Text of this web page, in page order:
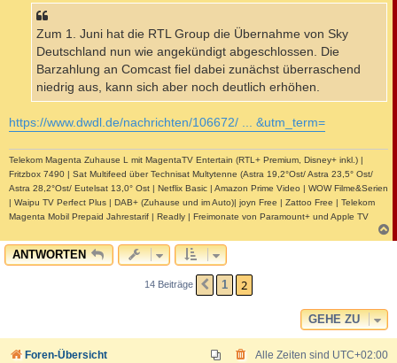
Zum 1. Juni hat die RTL Group die Übernahme von Sky
Deutschland nun wie angekündigt abgeschlossen. Die
Barzahlung an Comcast fiel dabei zunächst überraschend
niedrig aus, kann sich aber noch deutlich erhöhen.
https://www.dwdl.de/nachrichten/106672/ ... &utm_term=
Telekom Magenta Zuhause L mit MagentaTV Entertain (RTL+ Premium, Disney+ inkl.) |
Fritzbox 7490 | Sat Multifeed über Technisat Multytenne (Astra 19,2°Ost/ Astra 23,5° Ost/
Astra 28,2°Ost/ Eutelsat 13,0° Ost | Netflix Basic | Amazon Prime Video | WOW Filme&Serien
| Waipu TV Perfect Plus | DAB+ (Zuhause und im Auto)| joyn Free | Zattoo Free | Telekom
Magenta Mobil Prepaid Jahrestarif | Readly | Freimonate von Paramount+ und Apple TV
a
ANTWORTEN
14 Beiträge VORHERIGE
1 2
GEHE ZU
Foren-Übersicht Alle Zeiten sind UTC+02:00